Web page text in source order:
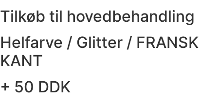
Tilkøb til hovedbehandling
Helfarve / Glitter / FRANSK
KANT
+ 50 DDK